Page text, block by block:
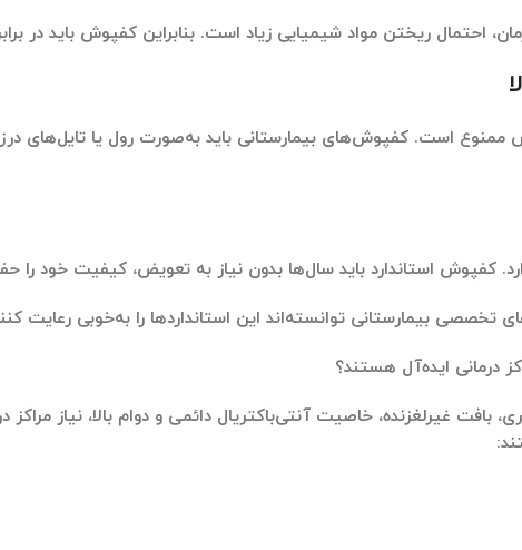
احتمال ریختن مواد شیمیایی زیاد است. بنابراین کفپوش باید در
است. کفپوش‌های بیمارستانی باید به‌صورت رول یا تایل‌های
کفپوش استاندارد باید سال‌ها بدون نیاز به تعویض، کیفیت خود را
تخصصی بیمارستانی توانسته‌اند این استانداردها را به‌خوبی رعایت
درمانی ایده‌آل هستند؟
بافت غیرلغزنده، خاصیت آنتی‌باکتریال دائمی و دوام بالا، نیاز